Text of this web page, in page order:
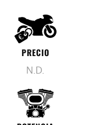
PRECIO
N.D.